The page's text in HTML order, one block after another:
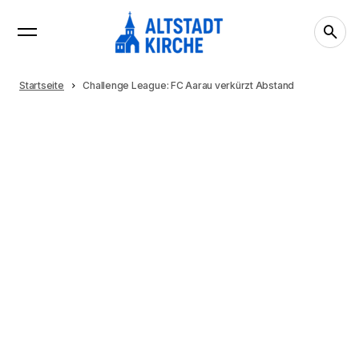
Startseite Challenge League: FC Aarau verkürzt Abstand